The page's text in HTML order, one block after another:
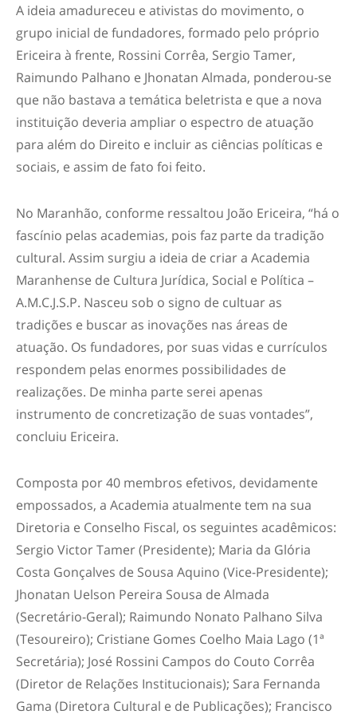
A ideia amadureceu e ativistas do movimento, o
grupo inicial de fundadores, formado pelo próprio
Ericeira à frente, Rossini Corrêa, Sergio Tamer,
Raimundo Palhano e Jhonatan Almada, ponderou-se
que não bastava a temática beletrista e que a nova
instituição deveria ampliar o espectro de atuação
para além do Direito e incluir as ciências políticas e
sociais, e assim de fato foi feito.
No Maranhão, conforme ressaltou João Ericeira, “há o
fascínio pelas academias, pois faz parte da tradição
cultural. Assim surgiu a ideia de criar a Academia
Maranhense de Cultura Jurídica, Social e Política –
A.M.C.J.S.P. Nasceu sob o signo de cultuar as
tradições e buscar as inovações nas áreas de
atuação. Os fundadores, por suas vidas e currículos
respondem pelas enormes possibilidades de
realizações. De minha parte serei apenas
instrumento de concretização de suas vontades”,
concluiu Ericeira.
Composta por 40 membros efetivos, devidamente
empossados, a Academia atualmente tem na sua
Diretoria e Conselho Fiscal, os seguintes acadêmicos:
Sergio Victor Tamer (Presidente); Maria da Glória
Costa Gonçalves de Sousa Aquino (Vice-Presidente);
Jhonatan Uelson Pereira Sousa de Almada
(Secretário-Geral); Raimundo Nonato Palhano Silva
(Tesoureiro); Cristiane Gomes Coelho Maia Lago (1ª
Secretária); José Rossini Campos do Couto Corrêa
(Diretor de Relações Institucionais); Sara Fernanda
Gama (Diretora Cultural e de Publicações); Francisco